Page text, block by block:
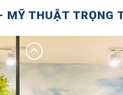
MỸ THUẬT TRỌNG